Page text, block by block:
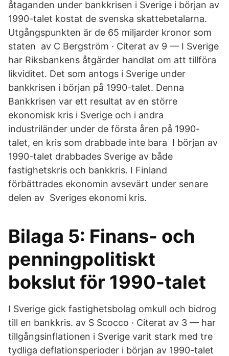
åtaganden under bankkrisen i Sverige i början av
1990-talet kostat de svenska skattebetalarna.
Utgångspunkten är de 65 miljarder kronor som
staten av C Bergström · Citerat av 9 — I Sverige
har Riksbankens åtgärder handlat om att tillföra
likviditet. Det som antogs i Sverige under
bankkrisen i början på 1990-talet. Denna
Bankkrisen var ett resultat av en större
ekonomisk kris i Sverige och i andra
industriländer under de första åren på 1990-
talet, en kris som drabbade inte bara I början av
1990-talet drabbades Sverige av både
fastighetskris och bankkris. I Finland
förbättrades ekonomin avsevärt under senare
delen av Sveriges ekonomi kris.
Bilaga 5: Finans- och
penningpolitiskt
bokslut för 1990-talet
I Sverige gick fastighetsbolag omkull och bidrog
till en bankkris. av S Scocco · Citerat av 3 — har
tillgångsinflationen i Sverige varit stark med tre
tydliga deflationsperioder i början av 1990-talet